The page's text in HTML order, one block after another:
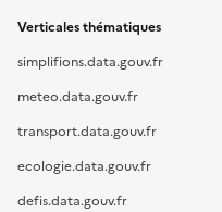
Verticales thématiques
simplifions.data.gouv.fr
meteo.data.gouv.fr
transport.data.gouv.fr
ecologie.data.gouv.fr
defis.data.gouv.fr